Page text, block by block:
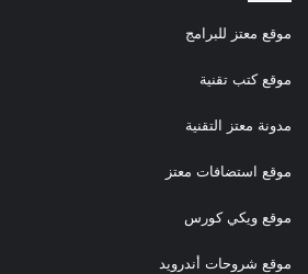
موقع معتز للبرامج
موقع كتب تقنية
مدونة معتز التقنية
موقع استضافات معتز
موقع ويكي كورس
موقع شروحات أندرويد